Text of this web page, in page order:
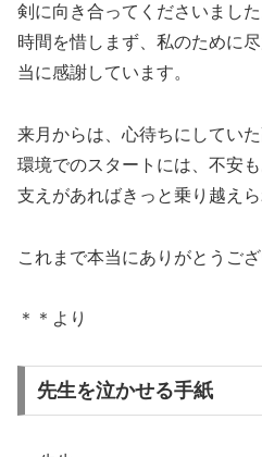
剣に向き合ってくださいまし
時間を惜しまず、私のために
当に感謝しています。
来月からは、心待ちにしてい
環境でのスタートには、不安
支えがあればきっと乗り越え
これまで本当にありがとうござ
＊＊より
先生を泣かせる手紙